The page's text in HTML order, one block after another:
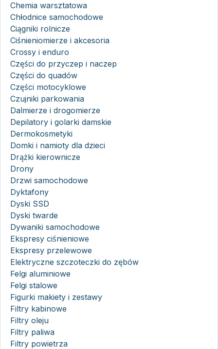
Chemia warsztatowa
Chłodnice samochodowe
Ciągniki rolnicze
Ciśnieniomierze i akcesoria
Crossy i enduro
Części do przyczep i naczep
Części do quadów
Części motocyklowe
Czujniki parkowania
Dalmierze i drogomierze
Depilatory i golarki damskie
Dermokosmetyki
Domki i namioty dla dzieci
Drążki kierownicze
Drony
Drzwi samochodowe
Dyktafony
Dyski SSD
Dyski twarde
Dywaniki samochodowe
Ekspresy ciśnieniowe
Ekspresy przelewowe
Elektryczne szczoteczki do zębów
Felgi aluminiowe
Felgi stalowe
Figurki makiety i zestawy
Filtry kabinowe
Filtry oleju
Filtry paliwa
Filtry powietrza